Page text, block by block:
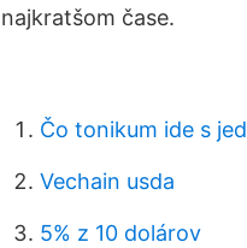
najkratšom čase.
Čo tonikum ide s
Vechain usda
5% z 10 dolárov